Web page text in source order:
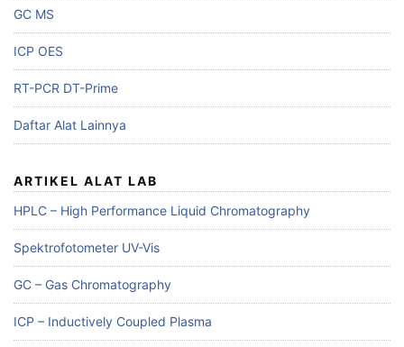
GC MS
ICP OES
RT-PCR DT-Prime
Daftar Alat Lainnya
ARTIKEL ALAT LAB
HPLC – High Performance Liquid Chromatography
Spektrofotometer UV-Vis
GC – Gas Chromatography
ICP – Inductively Coupled Plasma